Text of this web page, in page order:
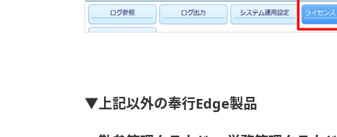
▼上記以外の奉行Edge製品